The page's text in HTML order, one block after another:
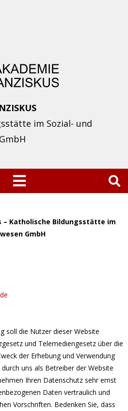
im Sozial- und
– Katholische Bildungsstätte im
GmbH
soll die Nutzer dieser Website
und Telemediengesetz über die
der Erhebung und Verwendung
uns als Betreiber der Website
Ihren Datenschutz sehr ernst
Daten vertraulich und
Vorschriften. Bedenken Sie, dass